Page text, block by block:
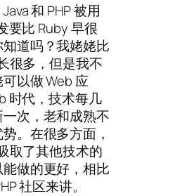
和 PHP 被用
要比 Ruby 早很
道吗？我姥姥比
很多，但是我不
以做 Web 应
时代，技术每几
次，老和成熟不
。在很多方面，
取了其他技术的
做的更好，相比
社区来讲。